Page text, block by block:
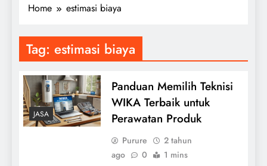
Home estimasi biaya
Tag: estimasi biaya
JASA
Panduan Memilih Teknisi
WIKA Terbaik untuk
Perawatan Produk
Purure
2 tahun
ago
0 1 mins